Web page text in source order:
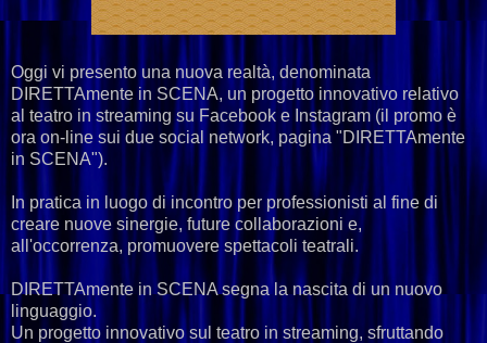
Oggi vi presento una nuova realtà, denominata
DIRETTAmente in SCENA, un progetto innovativo relativo
al teatro in streaming su Facebook e Instagram (il promo è
ora on-line sui due social network, pagina "DIRETTAmente
in SCENA").
In pratica in luogo di incontro per professionisti al fine di
creare nuove sinergie, future collaborazioni e,
all'occorrenza, promuovere spettacoli teatrali.
DIRETTAmente in SCENA segna la nascita di un nuovo
linguaggio.
Un progetto innovativo sul teatro in streaming, sfruttando